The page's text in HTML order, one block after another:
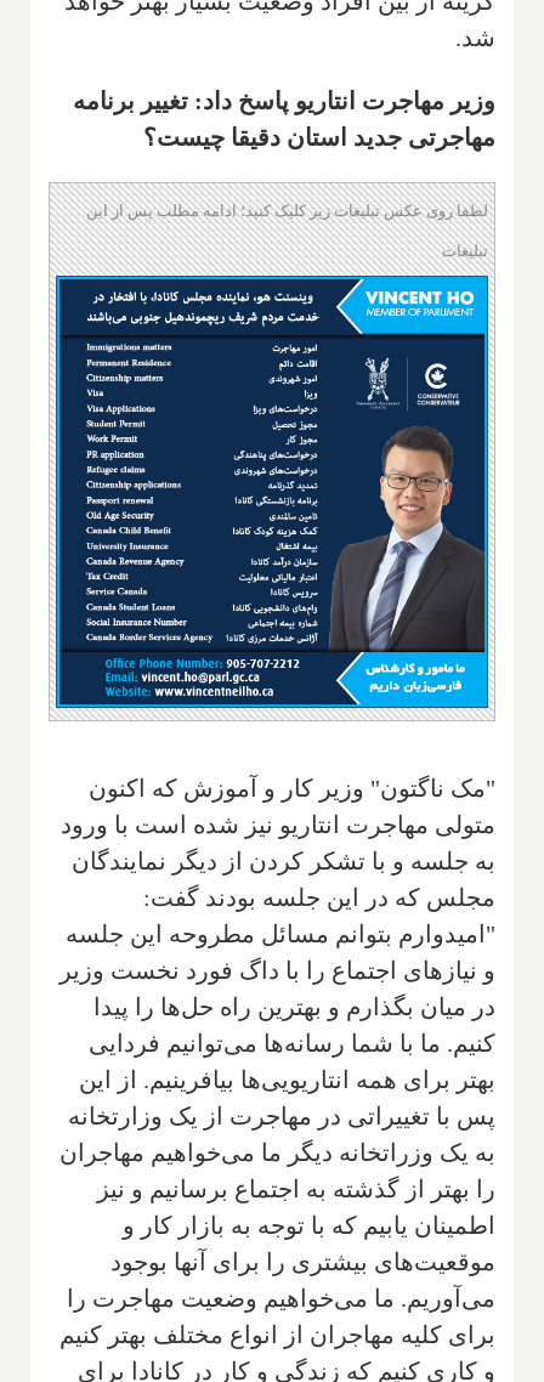
شد.
وزیر مهاجرت انتاریو پاسخ داد: تغییر برنامه
مهاجرتی جدید استان دقیقا چیست؟
لطفا روی عکس تبلیغات زیر کلیک کنید؛ ادامه مطلب پس از این
تبلیغات
"مک ناگتون" وزیر کار و آموزش که اکنون
متولی مهاجرت انتاریو نیز شده است با ورود
به جلسه و با تشکر کردن از دیگر نمایندگان
مجلس که در این جلسه بودند گفت:
"امیدوارم بتوانم مسائل مطروحه این جلسه
و نیازهای اجتماع را با داگ فورد نخست وزیر
در میان بگذارم و بهترین راه حل‌ها را پیدا
کنیم. ما با شما رسانه‌ها می‌توانیم فردایی
بهتر برای همه انتاریویی‌ها بیافرینیم. از این
پس با تغییراتی در مهاجرت از یک وزارتخانه
به یک وزراتخانه دیگر ما می‌خواهیم مهاجران
را بهتر از گذشته به اجتماع برسانیم و نیز
اطمینان یابیم که با توجه به بازار کار و
موقعیت‌های بیشتری را برای آنها بوجود
می‌آوریم. ما می‌خواهیم وضعیت مهاجرت را
برای کلیه مهاجران از انواع مختلف بهتر کنیم
و کاری کنیم که زندگی و کار در کانادا برای